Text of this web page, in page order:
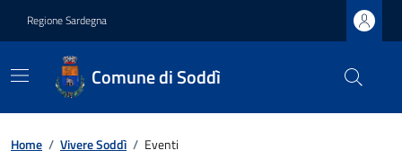
Regione Sardegna
Comune di Soddì
Home / Vivere Soddì / Eventi